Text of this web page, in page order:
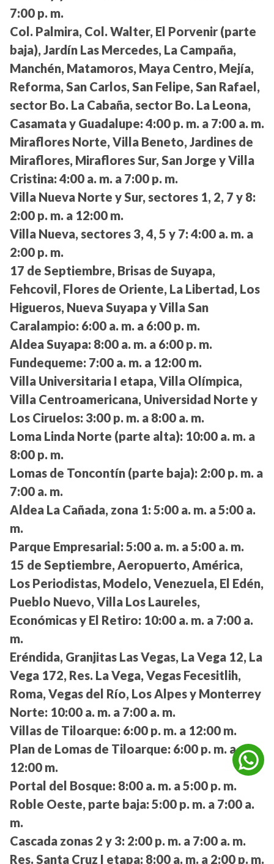
7:00 p. m.
Col. Palmira, Col. Walter, El Porvenir (parte
baja), Jardín Las Mercedes, La Campaña,
Manchén, Matamoros, Maya Centro, Mejía,
Reforma, San Carlos, San Felipe, San Rafael,
sector Bo. La Cabaña, sector Bo. La Leona,
Casamata y Guadalupe: 4:00 p. m. a 7:00 a. m.
Miraflores Norte, Villa Beneto, Jardines de
Miraflores, Miraflores Sur, San Jorge y Villa
Cristina: 4:00 a. m. a 7:00 p. m.
Villa Nueva Norte y Sur, sectores 1, 2, 7 y 8:
2:00 p. m. a 12:00 m.
Villa Nueva, sectores 3, 4, 5 y 7: 4:00 a. m. a
2:00 p. m.
17 de Septiembre, Brisas de Suyapa,
Fehcovil, Flores de Oriente, La Libertad, Los
Higueros, Nueva Suyapa y Villa San
Caralampio: 6:00 a. m. a 6:00 p. m.
Aldea Suyapa: 8:00 a. m. a 6:00 p. m.
Fundequeme: 7:00 a. m. a 12:00 m.
Villa Universitaria I etapa, Villa Olímpica,
Villa Centroamericana, Universidad Norte y
Los Ciruelos: 3:00 p. m. a 8:00 a. m.
Loma Linda Norte (parte alta): 10:00 a. m. a
8:00 p. m.
Lomas de Toncontín (parte baja): 2:00 p. m. a
7:00 a. m.
Aldea La Cañada, zona 1: 5:00 a. m. a 5:00 a.
m.
Parque Empresarial: 5:00 a. m. a 5:00 a. m.
15 de Septiembre, Aeropuerto, América,
Los Periodistas, Modelo, Venezuela, El Edén,
Pueblo Nuevo, Villa Los Laureles,
Económicas y El Retiro: 10:00 a. m. a 7:00 a.
m.
Eréndida, Granjitas Las Vegas, La Vega 12, La
Vega 172, Res. La Vega, Vegas Fecesitlih,
Roma, Vegas del Río, Los Alpes y Monterrey
Norte: 10:00 a. m. a 7:00 a. m.
Villas de Tiloarque: 6:00 p. m. a 12:00 m.
Plan de Lomas de Tiloarque: 6:00 p. m. a
12:00 m.
Portal del Bosque: 8:00 a. m. a 5:00 p. m.
Roble Oeste, parte baja: 5:00 p. m. a 7:00 a.
m.
Cascada zonas 2 y 3: 2:00 p. m. a 7:00 a. m.
Res. Santa Cruz I etapa: 8:00 a. m. a 2:00 p. m.